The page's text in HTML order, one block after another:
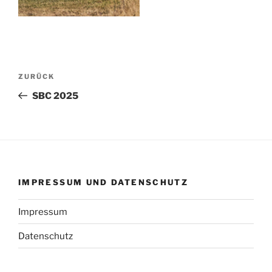
Beitragsnavigation
Vorheriger
Beitrag
ZURÜCK
SBC 2025
IMPRESSUM UND DATENSCHUTZ
Impressum
Datenschutz